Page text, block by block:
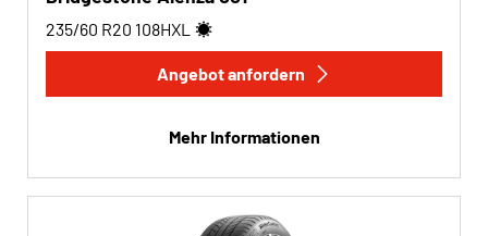
235/60 R20 108HXL
Angebot anfordern
Mehr Informationen